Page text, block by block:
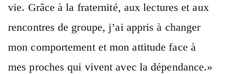
vie. Grâce à la fraternité, aux lectures et aux
rencontres de groupe, j’ai appris à changer
mon comportement et mon attitude face à
mes proches qui vivent avec la dépendance.»